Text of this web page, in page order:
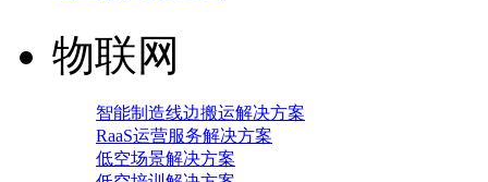
物联网
智能制造线边搬运解决方案
RaaS运营服务解决方案
低空场景解决方案